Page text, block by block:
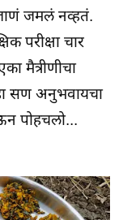
जाणं जमलं नव्हतं.
परीक्षा चार
मैत्रीणीचा
सण अनुभवायचा
पोहचलो...